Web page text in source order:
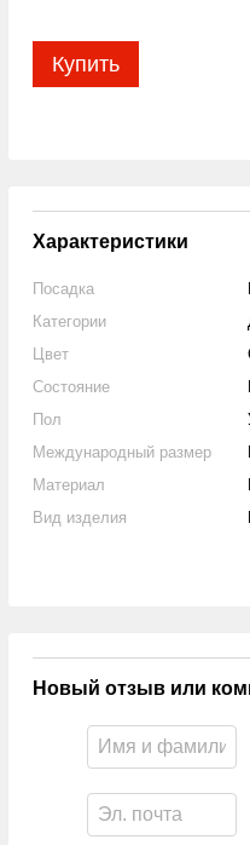
Купить
Характеристики
Посадка
Категории
Цвет
Состояние
Пол
Международный размер
Материал
Вид изделия
Новый отзыв или